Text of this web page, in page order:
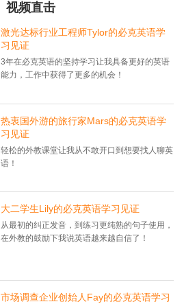
视频直击
激光达标行业工程师Tylor的必克英语学
习见证
3年在必克英语的坚持学习让我具备更好的英语
能力，工作中获得了更多的机会！
热衷国外游的旅行家Mars的必克英语学
习见证
轻松的外教课堂让我从不敢开口到想要找人聊英
语！
大二学生Lily的必克英语学习见证
从最初的纠正发音，到练习更纯熟的句子使用，
在外教的鼓励下我说英语越来越自信了！
市场调查企业创始人Fay的必克英语学习